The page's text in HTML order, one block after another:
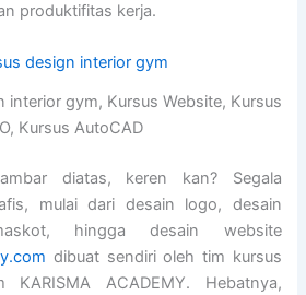
produktifitas kerja.
interior gym, Kursus Website, Kursus
Kursus AutoCAD
diatas, keren kan? Segala
mulai dari desain logo, desain
hingga desain website
dibuat sendiri oleh tim kursus
ACADEMY. Hebatnya,